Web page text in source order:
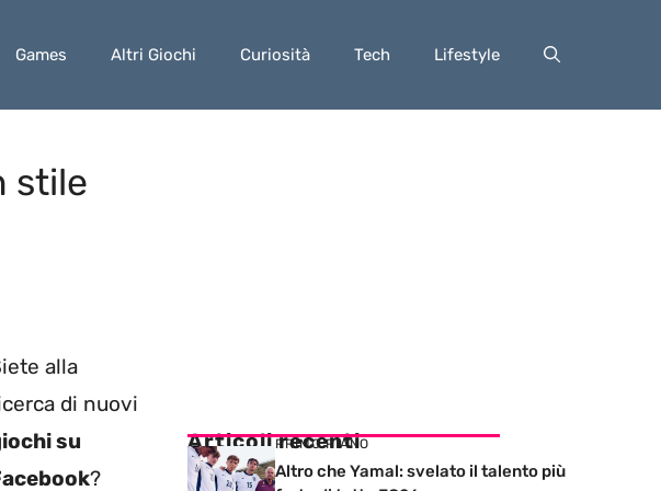
Games Altri Giochi Curiosità Tech Lifestyle
stile
alla
di nuovi
su
?
Articoli recenti
PRIMO PIANO
Altro che Yamal: svelato il talento più